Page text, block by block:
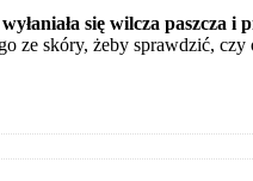
się wilcza paszcza i
ze skóry, żeby sprawdzić,